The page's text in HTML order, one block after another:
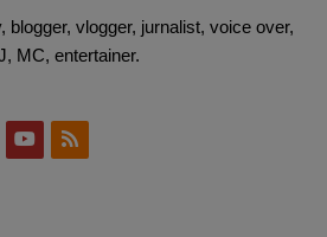
blogger, vlogger, jurnalist, voice over,
MC, entertainer.